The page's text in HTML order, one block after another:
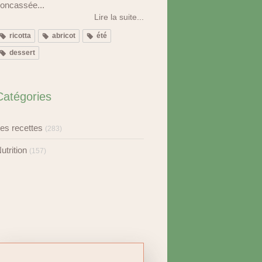
Lire la suite...
ricotta abricot été
dessert
recettes (283)
(157)